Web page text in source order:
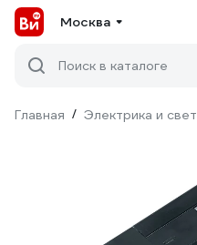
Москва
Поиск в каталоге
Главная / Электрика и свет